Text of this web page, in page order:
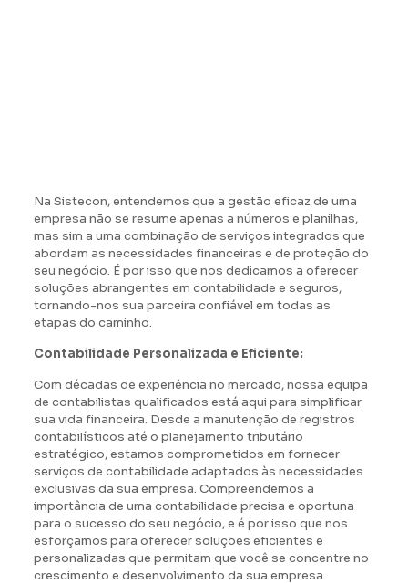
Na Sistecon, entendemos que a gestão eficaz de uma
empresa não se resume apenas a números e planilhas,
mas sim a uma combinação de serviços integrados que
abordam as necessidades financeiras e de proteção do
seu negócio. É por isso que nos dedicamos a oferecer
soluções abrangentes em contabilidade e seguros,
tornando-nos sua parceira confiável em todas as
etapas do caminho.
Contabilidade Personalizada e Eficiente:
Com décadas de experiência no mercado, nossa equipa
de contabilistas qualificados está aqui para simplificar
sua vida financeira. Desde a manutenção de registros
contabilísticos até o planejamento tributário
estratégico, estamos comprometidos em fornecer
serviços de contabilidade adaptados às necessidades
exclusivas da sua empresa. Compreendemos a
importância de uma contabilidade precisa e oportuna
para o sucesso do seu negócio, e é por isso que nos
esforçamos para oferecer soluções eficientes e
personalizadas que permitam que você se concentre no
crescimento e desenvolvimento da sua empresa.